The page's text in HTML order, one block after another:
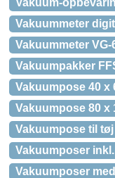
Vakuum-
Vakuummeter
Vakuummeter
Vakuumpakker
Vakuumpose 40 x
Vakuumpose 80 x
Vakuumpose til tøj
Vakuumposer
Vakuumposer